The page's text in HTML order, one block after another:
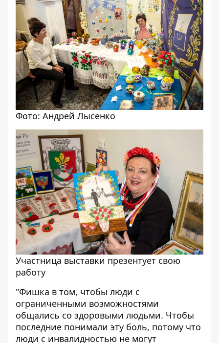
Фото: Андрей Лысенко
Участница выставки презентует свою
работу
"Фишка в том, чтобы люди с
ограниченными возможностями
общались со здоровыми людьми. Чтобы
последние понимали эту боль, потому что
люди с инвалидностью не могут